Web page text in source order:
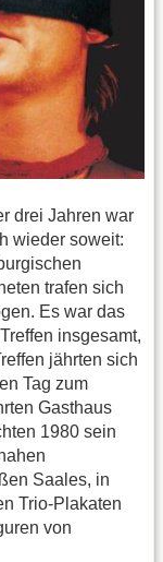
drei Jahren war
wieder soweit:
trafen sich
Es war das
insgesamt,
jährten sich
Tag zum
Gasthaus
1980 sein
Saales, in
Trio-Plakaten
von